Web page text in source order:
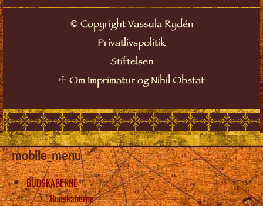
©Copyright Vassula Rydén
Privatlivspolitik
Stiftelsen
☩ Om Imprimatur og Nihil Obstat
mobile_menu
BUDSKABERNE
Budskaberne